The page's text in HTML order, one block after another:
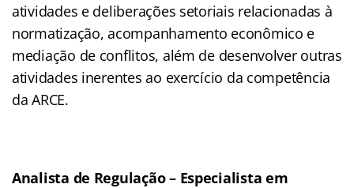
atividades e deliberações setoriais relacionadas à
normatização, acompanhamento econômico e
mediação de conflitos, além de desenvolver outras
atividades inerentes ao exercício da competência
da ARCE.
Analista de Regulação – Especialista em